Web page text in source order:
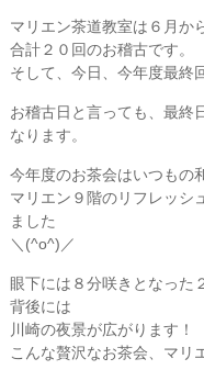
マリエン茶道教室は６月か
合計２０回のお稽古です。
そして、今日、今年度最終
お稽古日と言っても、最終
なります。
今年度のお茶会はいつもの
マリエン９階のリフレッシ
ました
＼(^o^)／
眼下には８分咲きとなった
背後には
川崎の夜景が広がります！
こんな贅沢なお茶会、マ